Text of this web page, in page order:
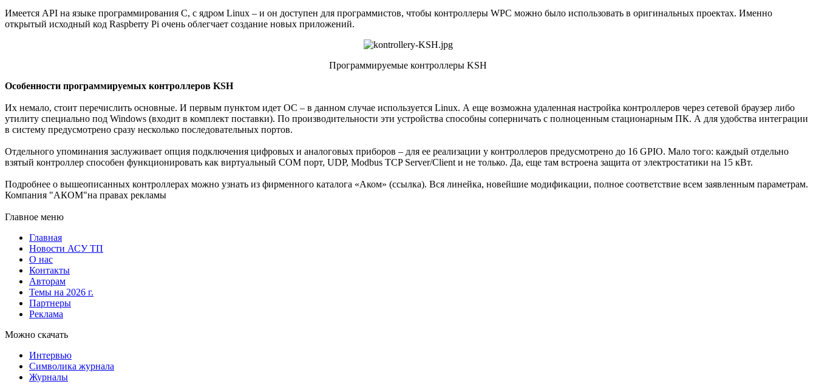
Имеется API на языке программирования C, с ядром Linux – и он доступен для программистов, чтобы контроллеры WPC можно было использовать в оригинальных проектах. Именно
открытый исходный код Raspberry Pi очень облегчает создание новых приложений.
Программируемые контроллеры KSH
Особенности программируемых контроллеров KSH
Их немало, стоит перечислить основные. И первым пунктом идет ОС – в данном случае используется Linux. А еще возможна удаленная настройка контроллеров через сетевой браузер либо
утилиту специально под Windows (входит в комплект поставки). По производительности эти устройства способны соперничать с полноценным стационарным ПК. А для удобства интеграции
в систему предусмотрено сразу несколько последовательных портов.
Отдельного упоминания заслуживает опция подключения цифровых и аналоговых приборов – для ее реализации у контроллеров предусмотрено до 16 GPIO. Мало того: каждый отдельно
взятый контроллер способен функционировать как виртуальный COM порт, UDP, Modbus TCP Server/Client и не только. Да, еще там встроена защита от электростатики на 15 кВт.
Подробнее о вышеописанных контроллерах можно узнать из фирменного каталога «Аком» (ссылка). Вся линейка, новейшие модификации, полное соответствие всем заявленным параметрам.
Компания "АКОМ"на правах рекламы
Главное меню
Главная
Новости АСУ ТП
О нас
Контакты
Авторам
Темы на 2026 г.
Партнеры
Реклама
Можно скачать
Интервью
Символика журнала
Журналы